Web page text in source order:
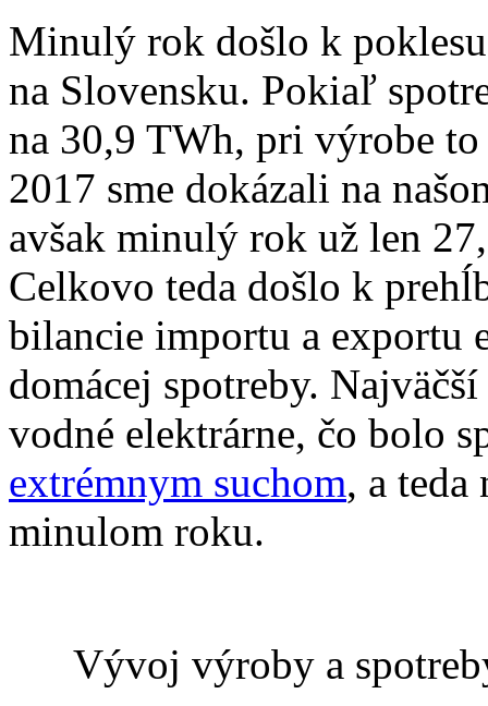
Minulý rok došlo k
na Slovensku. Pokiaľ
na 30,9 TWh, pri výrobe
2017 sme dokázali na
avšak minulý rok už len
Celkovo teda došlo k
bilancie importu a exportu
domácej spotreby.
vodné elektrárne, čo bolo
extrémnym suchom, a
minulom roku.
Vývoj výroby a